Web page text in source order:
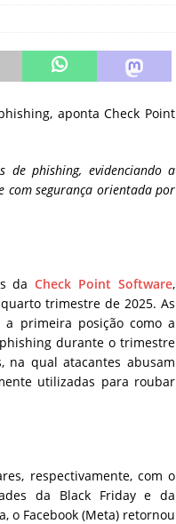
aponta Check Point
de phishing, evidenciando a
com segurança orientada por
daCheck Point Software,
trimestre de 2025. As
primeira posição como a
durante o trimestre
na qual atacantes abusam
utilizadas para roubar
respectivamente, com o
da Black Friday e da
o Facebook (Meta) retornou